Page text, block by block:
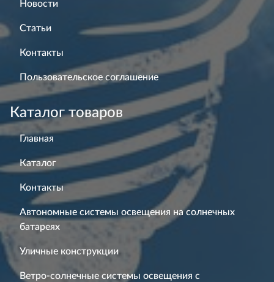
Новости
Статьи
Контакты
Пользовательское соглашение
Каталог товаров
Главная
Каталог
Контакты
Автономные системы освещения на солнечных
батареях
Уличные конструкции
Ветро-солнечные системы освещения с